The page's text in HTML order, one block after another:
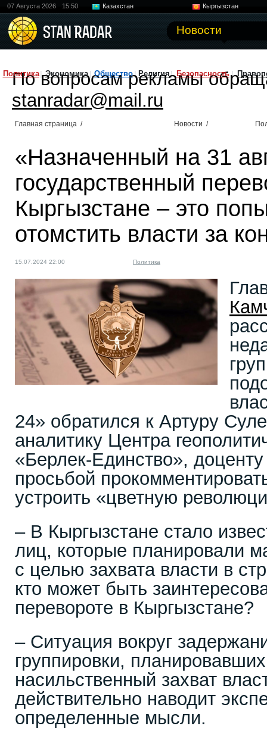
07 Августа 2026 15:50 Казахстан
Кыргызстан
Новости
Политика Экономика Общество Религия Безопасность
По вопросам рекламы
stanradar@mail.ru
Главная страница / Новости /
«Назначенный на 31
государственный
Кыргызстане – это
отомстить власти за
15.07.2024 22:00 Политика
24» обратился к Артуру
аналитику Центра
«Берлек-Единство»,
просьбой
устроить «цветную
– В Кыргызстане стало
лиц, которые планировали
с целью захвата власти в
кто может быть
перевороте в Кыргызстане?
– Ситуация вокруг
группировки,
насильственный захват
действительно наводит
определенные мысли.